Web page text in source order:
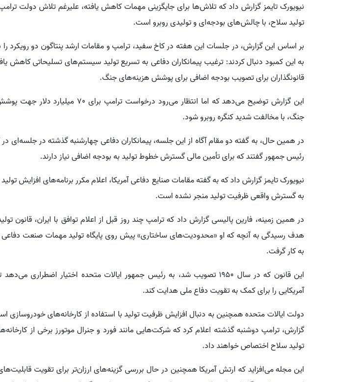
نیویورک تایمز گزارش داد که تلاش‌ها برای جایگزینی مهمات کاهش یافته، علیرغم تلاش دولت
تولید سلاح، با چالش‌های بودجه‌ای و تولیدی روبرو است.
بر اساس این گزارش، در جلسات این هفته در کاخ سفید، ترامپ و مقامات ارشد پنتاگون دو رویکرد
به این کمبود دنبال کردند: ترغیب پیمانکاران دفاعی به تسریع تولید سیستم‌های تسلیحاتی کاهش
قانونگذاران برای تصویب بودجه اضافی برای پوشش هزینه‌های جنگ.
این گزارش توضیح می‌دهد که اما انتظار می‌رود درخواست ترامپ
جنگ، با مخالفت شدید کنگره روبرو شود.
در همین حال، به گفته دو مقام آگاه از این جلسه، پیمانکاران دفاعی چهارشنبه گذشته در جلسه‌ای در
رئیس جمهور گفتند که برای تأمین مالی گسترش خطوط تولید به بودجه اضافی نیاز دارند.
نیویورک تایمز گزارش داد که به گفته مقامات صنایع دفاعی آمریکا، اعلام مکرر برنامه‌های افزایش
به گسترش واقعی ظرفیت تولید منجر نشده است.
در همین زمینه، فارین پالیسی گزارش داد که ترامپ چند روز قبل از اعلام توافق با ایران، قانون
هدف رسیدگی به آنچه که او «محدودیت‌های ساختاری» پیش روی پایگاه تولید مهمات صنعت
به کار گرفت.
این قانون که در سال 1950 تصویب شد، به رئیس جمهور ایالات متحده اختیار اضطراری
آمریکایی را برای کمک به تقویت دفاع ملی هدایت کند.
دولت ایالات متحده همچنین به دنبال افزایش ظرفیت تولید با استفاده از کارخانه‌های خودروسازی
گزارش، ترامپ دوشنبه گذشته اعلام کرد که شرکت‌هایی مانند فورد و جنرال موتورز برخی از
تولید سلاح اختصاص خواهند داد.
این مجله می‌افزاید که ارتش آمریکا همچنین در حال بررسی گزینه‌های ارزان‌تر برای تقویت